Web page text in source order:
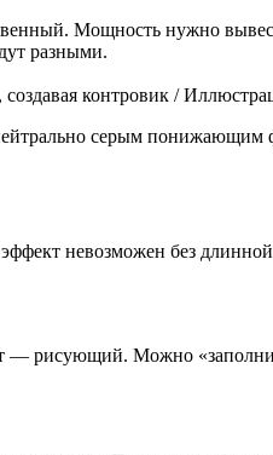
Мощность нужно
разными.
контровик /
серым понижающим
невозможен без
— рисующий. Можно